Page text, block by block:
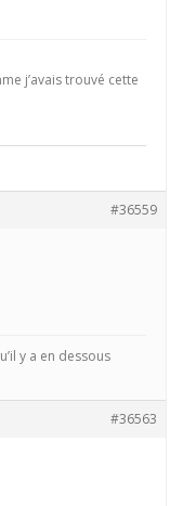
j’avais trouvé cette
#36559
y a en dessous
#36563